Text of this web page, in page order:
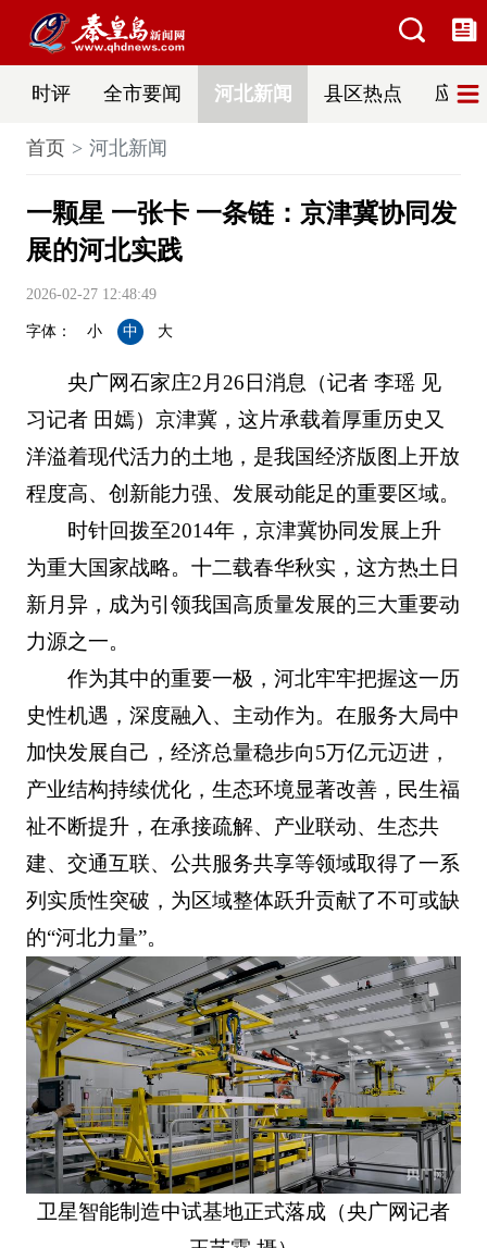
时评 全市要闻 河北新闻 县区热点 应急
首页 河北新闻
一颗星 一张卡 一条链：京津冀协同发
展的河北实践
2026-02-27 12:48:49
字体： 小 中 大
央广网石家庄2月26日消息（记者 李瑶 见
习记者 田嫣）京津冀，这片承载着厚重历史又
洋溢着现代活力的土地，是我国经济版图上开放
程度高、创新能力强、发展动能足的重要区域。
时针回拨至2014年，京津冀协同发展上升
为重大国家战略。十二载春华秋实，这方热土日
新月异，成为引领我国高质量发展的三大重要动
力源之一。
作为其中的重要一极，河北牢牢把握这一历
史性机遇，深度融入、主动作为。在服务大局中
加快发展自己，经济总量稳步向5万亿元迈进，
产业结构持续优化，生态环境显著改善，民生福
祉不断提升，在承接疏解、产业联动、生态共
建、交通互联、公共服务共享等领域取得了一系
列实质性突破，为区域整体跃升贡献了不可或缺
的“河北力量”。
卫星智能制造中试基地正式落成（央广网记者